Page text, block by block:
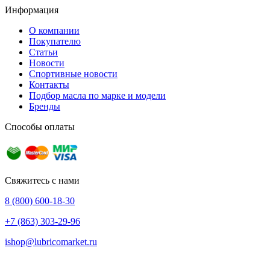
Информация
О компании
Покупателю
Статьи
Новости
Спортивные новости
Контакты
Подбор масла по марке и модели
Бренды
Способы оплаты
Свяжитесь с нами
8 (800) 600-18-30
+7 (863) 303-29-96
ishop@lubricomarket.ru